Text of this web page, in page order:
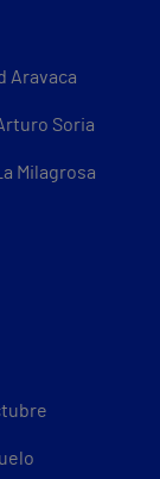
Aravaca
Soria
Milagrosa